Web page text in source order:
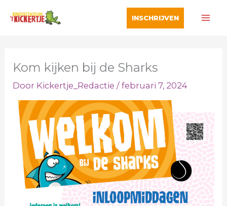
naar
INSCHRIJVEN
Kom kijken bij de Sharks
Door Kickertje_Redactie/februari 7, 2024